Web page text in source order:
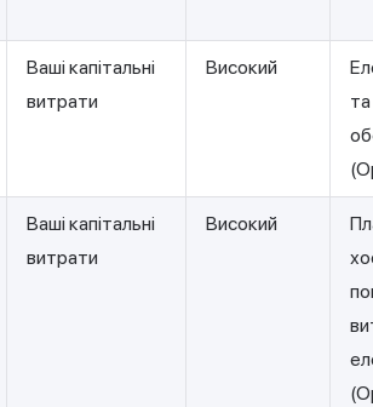
Ваші капітальні
витрати
Високий
Ваші капітальні
витрати
Високий